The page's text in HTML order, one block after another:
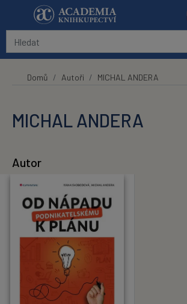
Přeskočit na hlavní obsah
Domů Autoři MICHAL ANDERA
MICHAL ANDERA
Autor